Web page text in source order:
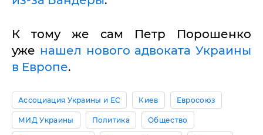
К тому же сам Петр Порошенко
уже нашел нового адвоката Украины
в Европе.
Ассоциация Украины и ЕС Киев Евросоюз
МИД Украины Политика Общество